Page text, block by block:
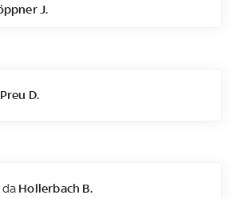
J.
Preu D.
da Hollerbach B.